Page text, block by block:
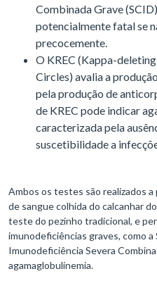
Combinada Grave
potencialmente fatal se
precocemente.
O KREC (Kappa-
Circles) avalia a
pela produção de
de KREC pode indicar
caracterizada pela
suscetibilidade a
Ambos os testes são realizados
de sangue colhida do calcanhar
teste do pezinho tradicional, e
imunodeficiências graves, como a
Imunodeficiência Severa
agamaglobulinemia.